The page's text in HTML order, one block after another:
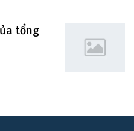
tổng